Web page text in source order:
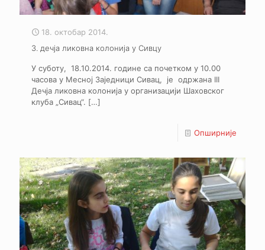
18. октобар 2014.
3. дечја ликовна колонија у Сивцу
У суботу, 18.10.2014. године са почетком у 10.00
часова у Месној Заједници Сивац, је одржана III
Дечја ликовна колонија у организацији Шаховског
клуба „Сивац“. […]
Опширније